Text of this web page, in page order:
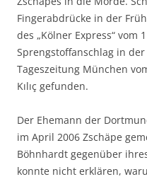
Fingerabdrücke in der
des „Kölner Express“ vom
Sprengstoffanschlag in
Tageszeitung München
Kılıç gefunden.
Der Ehemann der
im April 2006 Zschäpe
Böhnhardt gegenüber
konnte nicht erklären,